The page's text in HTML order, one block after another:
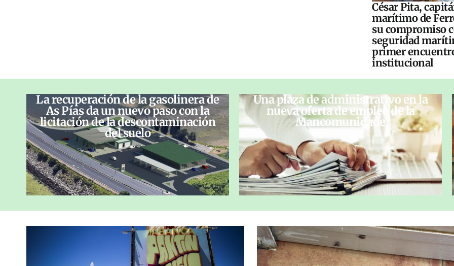
César Pita,
marítimo de
su compromiso
seguridad
primer
institucional
La recuperación de la gasolinera de
As Pías da un nuevo paso con la
licitación de la descontaminación
del suelo
Una plaza de administrativo en la
nueva oferta de empleo de la
Mancomunidade